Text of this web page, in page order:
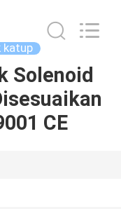
katup
Solenoid
CE